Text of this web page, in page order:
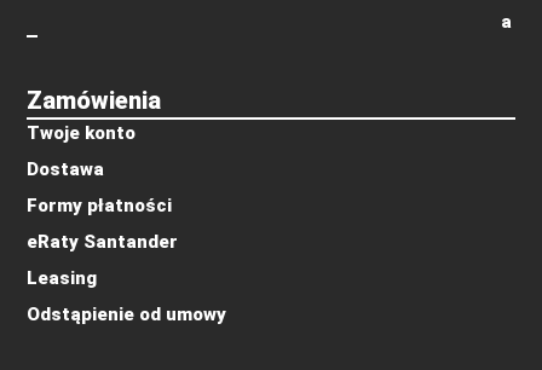
Zamówienia
Twoje konto
Dostawa
Formy płatności
eRaty Santander
Leasing
Odstąpienie od umowy
a